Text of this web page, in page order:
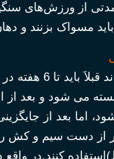
مدتی از ورزش‌های
مسواک بزنند و
دهان با سیم بسته
نمی شود، اما بعد
از دست سیم و کش
کنند.در واقع در